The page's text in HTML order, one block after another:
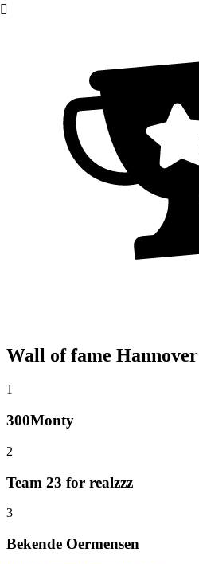
Wall of fame Hannover
1
300Monty
2
Team 23 for realzzz
3
Bekende Oermensen